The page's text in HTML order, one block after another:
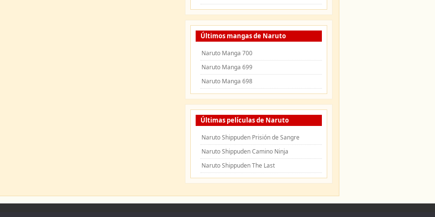
Últimos mangas de Naruto
Naruto Manga 700
Naruto Manga 699
Naruto Manga 698
Últimas películas de Naruto
Naruto Shippuden Prisión de Sangre
Naruto Shippuden Camino Ninja
Naruto Shippuden The Last